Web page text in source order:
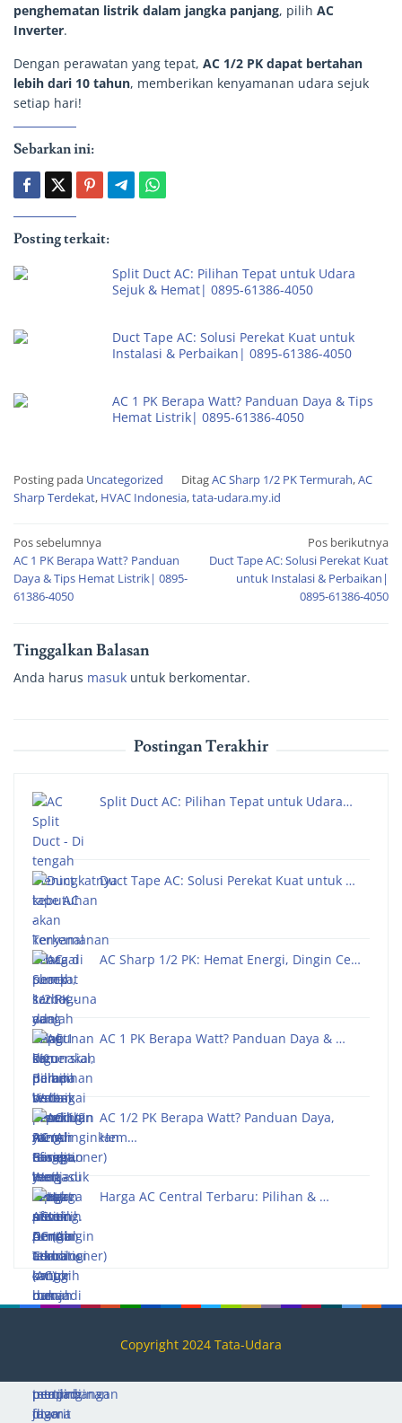
penghematan listrik dalam jangka panjang, pilih AC
Inverter.
Dengan perawatan yang tepat, AC 1/2 PK dapat bertahan
lebih dari 10 tahun, memberikan kenyamanan udara sejuk
setiap hari!
Sebarkan ini:
Posting terkait:
Split Duct AC: Pilihan Tepat untuk Udara
Sejuk & Hemat| 0895-61386-4050
Duct Tape AC: Solusi Perekat Kuat untuk
Instalasi & Perbaikan| 0895-61386-4050
AC 1 PK Berapa Watt? Panduan Daya & Tips
Hemat Listrik| 0895-61386-4050
Posting pada Uncategorized DitagAC Sharp 1/2 PK Termurah,AC
Sharp Terdekat, HVAC Indonesia,tata-udara.my.id
Pos sebelumnya
AC 1 PK Berapa Watt? Panduan
Daya & Tips Hemat Listrik| 0895-
61386-4050
Pos berikutnya
Duct Tape AC: Solusi Perekat Kuat
untuk Instalasi & Perbaikan|
0895-61386-4050
Tinggalkan Balasan
Anda harus masuk untuk berkomentar.
Postingan Terakhir
Split Duct AC: Pilihan Tepat untuk Udara…
Duct Tape AC: Solusi Perekat Kuat untuk …
AC Sharp 1/2 PK: Hemat Energi, Dingin Ce…
AC 1 PK Berapa Watt? Panduan Daya & …
AC 1/2 PK Berapa Watt? Panduan Daya,
Hem…
Harga AC Central Terbaru: Pilihan & …
Copyright 2024 Tata-Udara